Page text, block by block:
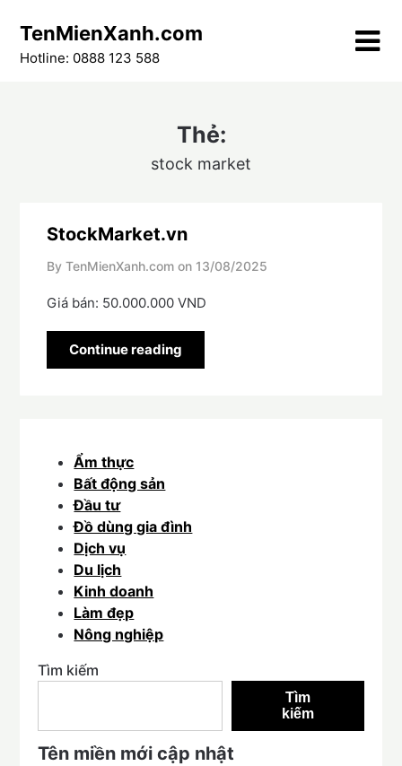
content
TenMienXanh.com
Hotline: 0888 123 588
Thẻ:
stock market
StockMarket.vn
By TenMienXanh.com on 13/08/2025
Giá bán: 50.000.000 VND
Continue reading
Ẩm thực
Bất động sản
Đầu tư
Đồ dùng gia đình
Dịch vụ
Du lịch
Kinh doanh
Làm đẹp
Nông nghiệp
Tìm kiếm
Tìm
kiếm
Tên miền mới cập nhật